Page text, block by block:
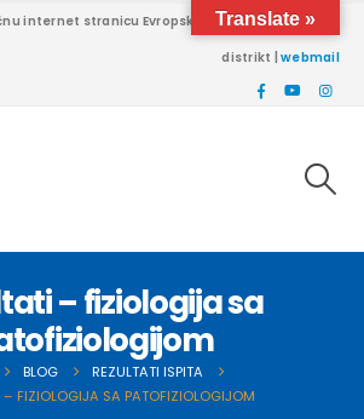
internet stranicu Evropskog univerziteta Brčko
distrikt |webmail
– fiziologija sa
BLOG
REZULTATI ISPITA
– FIZIOLOGIJA SA PATOFIZIOLOGIJOM
Translate »